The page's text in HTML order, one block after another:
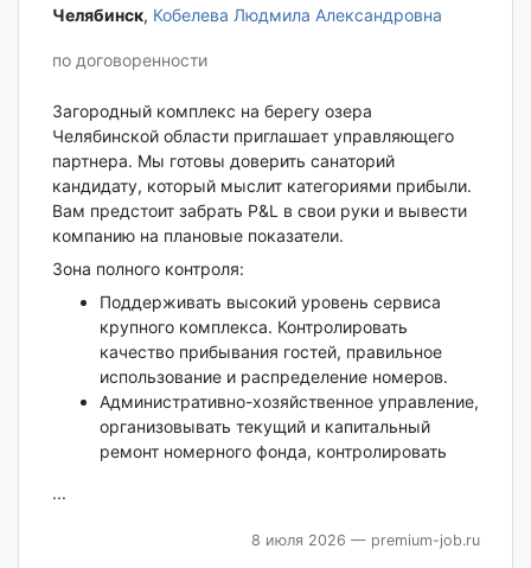
Челябинск‎, Кобелева Людмила Александровна
по договоренности
Загородный комплекс на берегу озера
Челябинской области приглашает управляющего
партнера. Мы готовы доверить санаторий
кандидату, который мыслит категориями прибыли.
Вам предстоит забрать P&L в свои руки и вывести
компанию на плановые показатели.
Зона полного контроля:
Поддерживать высокий уровень сервиса
крупного комплекса. Контролировать
качество прибывания гостей, правильное
использование и распределение номеров.
Административно-хозяйственное управление,
организовывать текущий и капитальный
ремонт номерного фонда, контролировать
...
8 июля 2026 — premium-job.ru